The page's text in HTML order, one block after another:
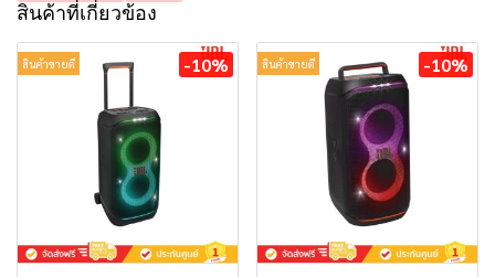
สินค้าที่เกี่ยวข้อง
สินค้าขายดี -10% สินค้าขายดี -10%